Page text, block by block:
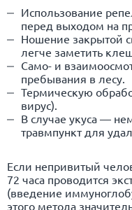
Использование
перед выходом на
Ношение закрытой
легче заметить
Само- и
пребывания в лесу.
Термическую
вирус).
В случае укуса —
травмпункт для
Если непривитый
72 часа проводится
(введение
этого метода